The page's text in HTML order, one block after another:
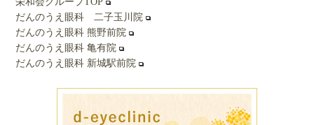
だんのうえ眼科 二子玉川院
だんのうえ眼科 熊野前院
だんのうえ眼科 亀有院
だんのうえ眼科 新城駅前院